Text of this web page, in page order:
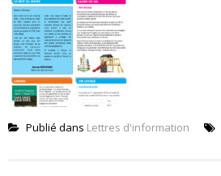
Publié dans Lettres d'information